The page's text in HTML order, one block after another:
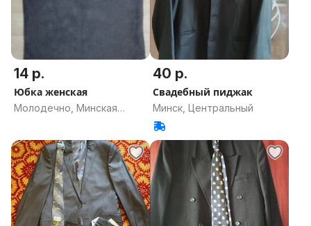
14 р.
Юбка женская
Молодечно, Минская
40 р.
Свадебный пиджак
Минск, Центральный